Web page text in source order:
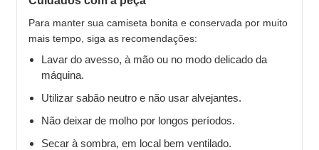
Para manter sua camiseta bonita e conservada por muito
mais tempo, siga as recomendações:
Lavar do avesso, à mão ou no modo delicado da
máquina.
Utilizar sabão neutro e não usar alvejantes.
Não deixar de molho por longos períodos.
Secar à sombra, em local bem ventilado.